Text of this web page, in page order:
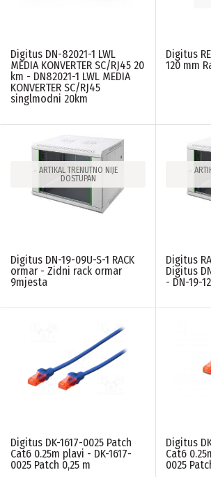
Digitus DN-82021-1 LWL
MEDIA KONVERTER SC/RJ45 20
km - DN82021-1 LWL MEDIA
KONVERTER SC/RJ45
singlmodni 20km
Digitus
120 mm
ARTIKAL TRENUTNO NIJE
DOSTUPAN
Digitus DN-19-09U-S-1 RACK
ormar - Zidni rack ormar
9mjesta
Digitus
Digitus
- DN-19-
Digitus DK-1617-0025 Patch
Cat6 0.25m plavi - DK-1617-
0025 Patch 0,25 m
Digitus
Cat6
0025